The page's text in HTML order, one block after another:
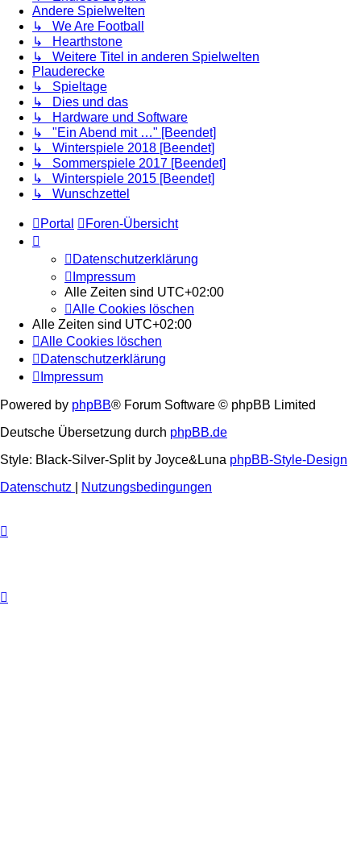
Andere Spielwelten
↳ We Are Football
↳ Hearthstone
↳ Weitere Titel in anderen Spielwelten
Plauderecke
↳ Spieltage
↳ Dies und das
↳ Hardware und Software
↳ "Ein Abend mit …" [Beendet]
↳ Winterspiele 2018 [Beendet]
↳ Sommerspiele 2017 [Beendet]
↳ Winterspiele 2015 [Beendet]
↳ Wunschzettel
Portal Foren-Übersicht
Datenschutzerklärung
Impressum
Alle Zeiten sind UTC+02:00
Alle Cookies löschen
Alle Zeiten sind UTC+02:00
Alle Cookies löschen
Datenschutzerklärung
Impressum
Powered by phpBB® Forum Software © phpBB Limited
Deutsche Übersetzung durch phpBB.de
Style: Black-Silver-Split by Joyce&Luna phpBB-Style-Design
Datenschutz
Nutzungsbedingungen